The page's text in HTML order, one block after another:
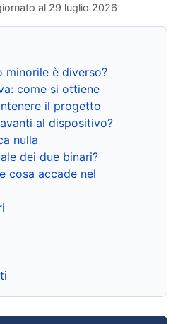
al 29 luglio 2026
minorile è diverso?
come si ottiene
il progetto
al dispositivo?
nulla
dei due binari?
cosa accade nel